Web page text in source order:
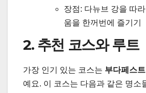
장점: 다뉴브 강을 따
움을 한꺼번에 즐기기
2. 추천 코스와 루트
가장 인기 있는 코스는 부다페스
예요. 이 코스는 다음과 같은 명소